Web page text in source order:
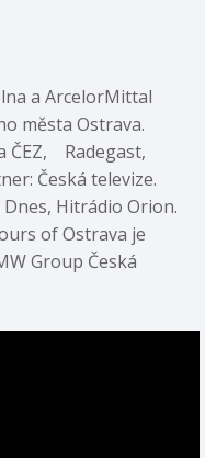
a ArcelorMittal
města Ostrava.
ČEZ, Radegast,
Česká televize.
Hitrádio Orion.
of Ostrava je
Group Česká